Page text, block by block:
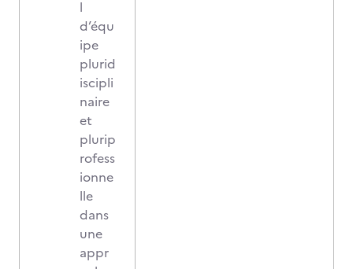
l
d’équ
ipe
plurid
iscipli
naire
et
plurip
rofess
ionne
lle
dans
une
appr